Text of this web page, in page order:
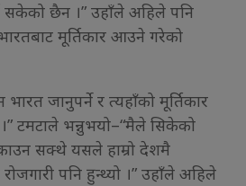
सकेको छैन ।” उहाँले अहिले पनि
मूर्तिकार आउने गरेको
जानुपर्ने र त्यहाँको मूर्तिकार
टमटाले भन्नुभयो–“मैले सिकेको
सक्थे यसले हाम्रो देशमै
पनि हुन्थ्यो ।” उहाँले अहिले